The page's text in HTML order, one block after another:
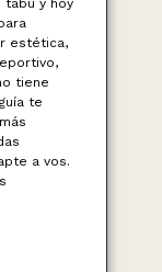
tabú y hoy
estética,
tiene
te
a vos.